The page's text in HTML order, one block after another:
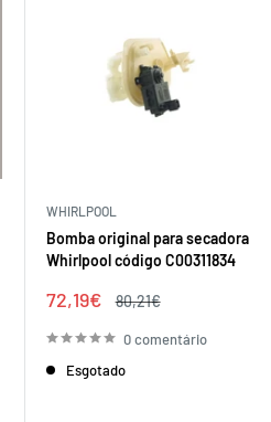
WHIRLPOOL
Bomba original para secadora
Whirlpool código C00311834
Preço
venda
72,19€
Preço
80,21€
0 comentário
Esgotado